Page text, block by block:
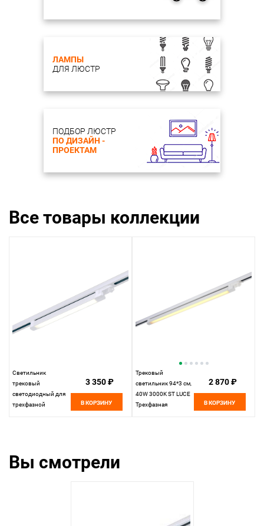
ЛАМПЫ
ДЛЯ ЛЮСТР
ПОДБОР ЛЮСТР
ПО ДИЗАЙН -
ПРОЕКТАМ
Все товары коллекции
Светильник
трековый
светодиодный для
трехфазной
белый
3 350 ₽
В КОРЗИНУ
Трековый
светильник 94*3 см,
40W 3000K ST LUCE
Трехфазная
2 870 ₽
В КОРЗИНУ
Вы смотрели